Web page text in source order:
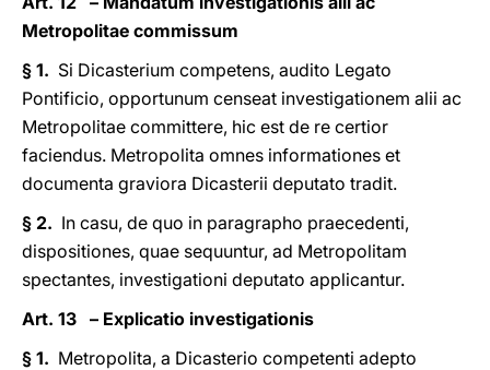
Metropolitae commissum
§ 1. Si Dicasterium competens, audito Legato
Pontificio, opportunum censeat investigationem alii ac
Metropolitae committere, hic est de re certior
faciendus. Metropolita omnes informationes et
documenta graviora Dicasterii deputato tradit.
§ 2. In casu, de quo in paragrapho praecedenti,
dispositiones, quae sequuntur, ad Metropolitam
spectantes, investigationi deputato applicantur.
Art. 13 – Explicatio investigationis
§ 1. Metropolita, a Dicasterio competenti adepto